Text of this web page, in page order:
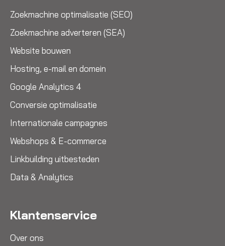
Zoekmachine optimalisatie (SEO)
Zoekmachine adverteren (SEA)
Website bouwen
Hosting, e-mail en domein
Google Analytics 4
Conversie optimalisatie
Internationale campagnes
Webshops & E-commerce
Linkbuilding uitbesteden
Data & Analytics
Klantenservice
Over ons